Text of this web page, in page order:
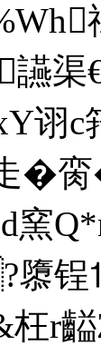
渠
脔
d窯
隳
r